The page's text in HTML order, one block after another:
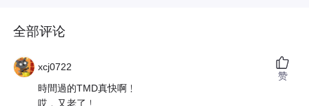
全部评论
xcj0722
時間過的TMD真快啊﹗
哎﹐又老了﹗
赞